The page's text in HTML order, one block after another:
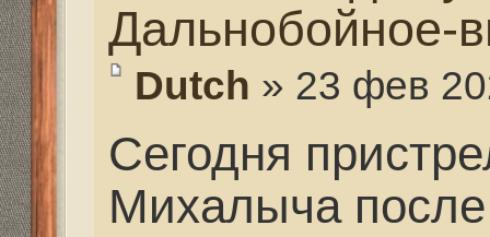
в том же месте.. И
пробоины в
недоумении смотрим
После очередного
всплеск на снегу -